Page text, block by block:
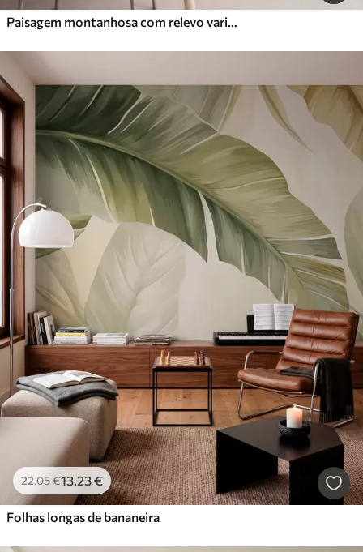
Paisagem montanhosa com relevo variado
22.05€13.23€
Folhas longas de bananeira